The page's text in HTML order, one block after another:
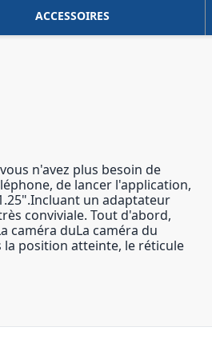
ACCESSOIRES
n'avez plus besoin de
de lancer l'application,
un adaptateur
conviviale. Tout d'abord,
caméra duLa caméra du
la position atteinte, le réticule